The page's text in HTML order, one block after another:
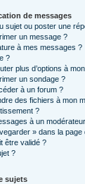
de messages
sujet ou poster une
un message ?
à mes messages ?
?
plus d’options à
un sondage ?
à un forum ?
des fichiers à mon
?
à un
» dans la
être validé ?
?
sujets